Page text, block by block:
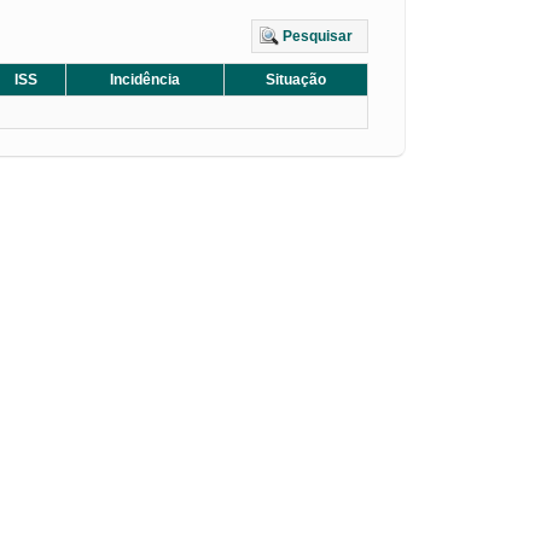
Pesquisar
ISS Incidência
Situação